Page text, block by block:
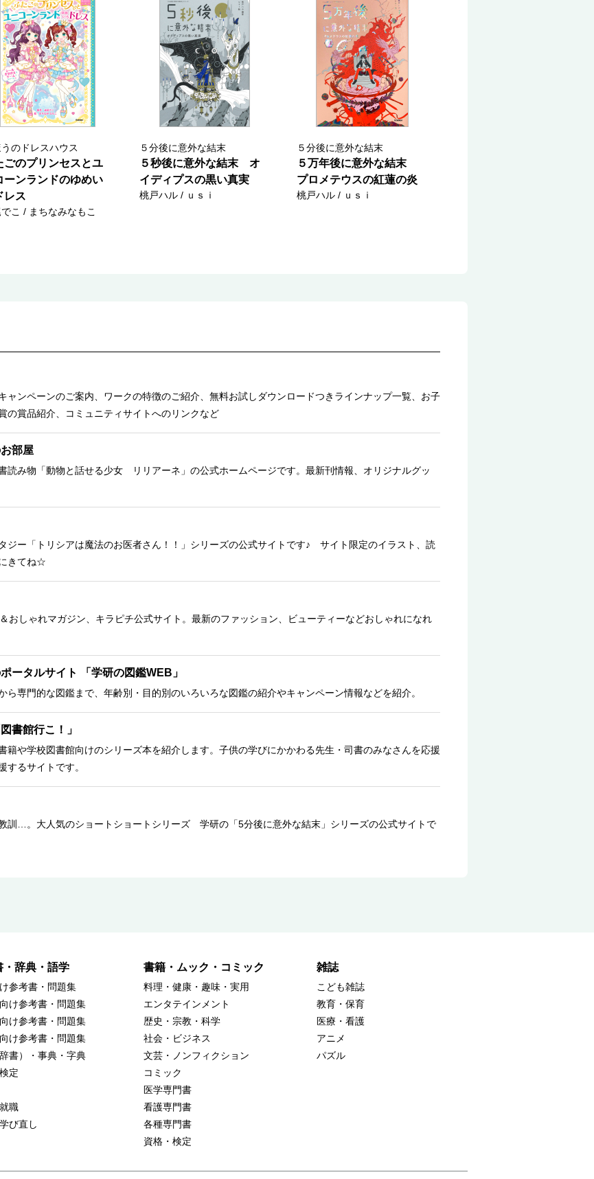
うのドレスハウス
ごのプリンセスとユ
ーンランドのゆめい
レス
こ / まちなみなもこ
５分後に意外な結末
５秒後に意外な結末 オ
イディプスの黒い真実
桃戸ハル / ｕｓｉ
５分後に意外な結末
５万年後に意外な結末
プロメテウスの紅蓮の炎
桃戸ハル / ｕｓｉ
ャンペーンのご案内、ワークの特徴のご紹介、無料お試しダウンロードつきラインナップ一覧、お子
の賞品紹介、コミュニティサイトへのリンクなど
部屋
読み物「動物と話せる少女 リリアーネ」の公式ホームページです。最新刊情報、オリジナルグッ
ジー「トリシアは魔法のお医者さん！！」シリーズの公式サイトです♪ サイト限定のイラスト、読
きてね☆
おしゃれマガジン、キラピチ公式サイト。最新のファッション、ビューティーなどおしゃれになれ
ータルサイト 「学研の図鑑WEB」
専門的な図鑑まで、年齢別・目的別のいろいろな図鑑の紹介やキャンペーン情報などを紹介。
書館行こ！」
籍や学校図書館向けのシリーズ本を紹介します。子供の学びにかかわる先生・司書のみなさんを応援
するサイトです。
訓…。大人気のショートショートシリーズ 学研の「5分後に意外な結末」シリーズの公式サイトで
・辞典・語学
参考書・問題集
け参考書・問題集
け参考書・問題集
け参考書・問題集
書）・事典・字典
定
職
び直し
書籍・ムック・コミック
料理・健康・趣味・実用
エンタテインメント
歴史・宗教・科学
社会・ビジネス
文芸・ノンフィクション
コミック
医学専門書
看護専門書
各種専門書
資格・検定
雑誌
こども雑誌
教育・保育
医療・看護
アニメ
パズル